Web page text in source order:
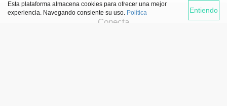
Esta plataforma almacena cookies para ofrecer una mejor
experiencia. Navegando consiente su uso. Política Entiendo
Conecta